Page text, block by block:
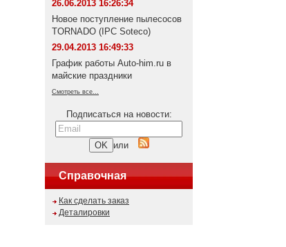
26.06.2013 16:26:34
Новое поступление пылесосов
TORNADO (IPC Soteco)
29.04.2013 16:49:33
График работы Auto-him.ru в
майские праздники
Смотреть все...
Подписаться на новости:
или
Справочная
Как сделать заказ
Деталировки